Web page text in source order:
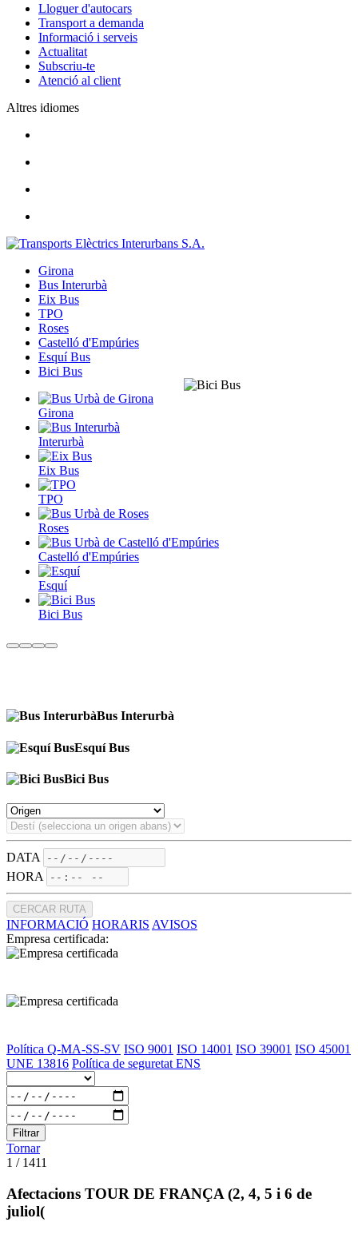
Lloguer d'autocars
Transport a demanda
Informació i serveis
Actualitat
Subscriu-te
Atenció al client
Altres idiomes
Girona
Bus Interurbà
Eix Bus
TPO
Roses
Castelló d'Empúries
Esquí Bus
Bici Bus
Girona
Interurbà
Eix Bus
TPO
Roses
Castelló d'Empúries
Esquí
Bici Bus
Bus Interurbà
Esquí Bus
Bici Bus
DATA
HORA
CERCAR RUTA
INFORMACIÓ HORARIS AVISOS
Empresa certificada:
Política Q-MA-SS-SV ISO 9001 ISO 14001 ISO 39001 ISO 45001
UNE 13816 Política de seguretat ENS
Filtrar
Tornar
1 / 1411
Afectacions TOUR DE FRANÇA (2, 4, 5 i 6 de
juliol(